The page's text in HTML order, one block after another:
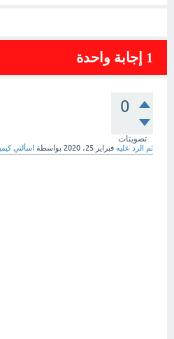
1 إجابة واحدة
0
تصويتات
تم الرد عليه فبراير 25، 2020 بواسطة اسألني